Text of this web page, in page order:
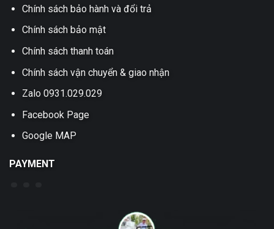
Chính sách bảo hành và đổi trả
Chính sách bảo mật
Chính sách thanh toán
Chính sách vận chuyển & giao nhận
Zalo 0931.029.029
Facebook Page
Google MAP
PAYMENT